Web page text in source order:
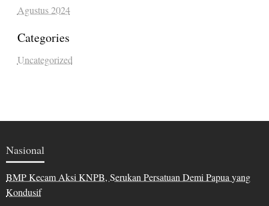
Agustus 2024
Categories
Uncategorized
Nasional
BMP Kecam Aksi KNPB, Serukan Persatuan Demi Papua yang
Kondusif